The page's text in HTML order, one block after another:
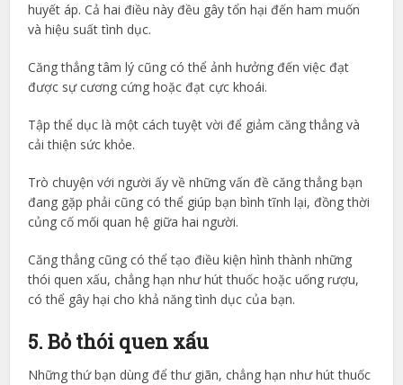
huyết áp. Cả hai điều này đều gây tổn hại đến ham muốn
và hiệu suất tình dục.
Căng thẳng tâm lý cũng có thể ảnh hưởng đến việc đạt
được sự cương cứng hoặc đạt cực khoái.
Tập thể dục là một cách tuyệt vời để giảm căng thẳng và
cải thiện sức khỏe.
Trò chuyện với người ấy về những vấn đề căng thẳng bạn
đang gặp phải cũng có thể giúp bạn bình tĩnh lại, đồng thời
củng cố mối quan hệ giữa hai người.
Căng thẳng cũng có thể tạo điều kiện hình thành những
thói quen xấu, chẳng hạn như hút thuốc hoặc uống rượu,
có thể gây hại cho khả năng tình dục của bạn.
5. Bỏ thói quen xấu
Những thứ bạn dùng để thư giãn, chẳng hạn như hút thuốc